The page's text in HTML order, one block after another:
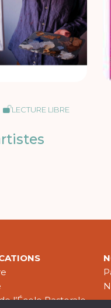
LECTURE LIBRE
l’École Pastorale